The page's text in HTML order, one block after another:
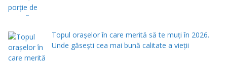
Topul orașelor în care merită să te muți în 2026.
Unde găsești cea mai bună calitate a vieții